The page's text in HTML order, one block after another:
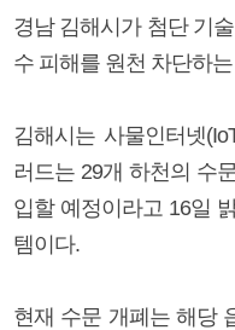
경남 김해시가 첨단 기
수 피해를 원천 차단하
김해시는 사물인터넷
러드는 29개 하천의 수
입할 예정이라고 16일
템이다.
현재 수문 개폐는 해당